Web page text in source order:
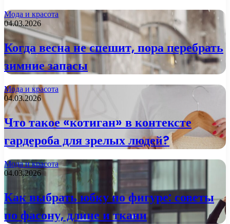
Мода и красота
04.03.2026
Когда весна не спешит, пора перебрать
зимние запасы
Мода и красота
04.03.2026
Что такое «котиган» в контексте
гардероба для зрелых людей?
Мода и красота
04.03.2026
Как выбрать юбку по фигуре: советы
по фасону, длине и ткани